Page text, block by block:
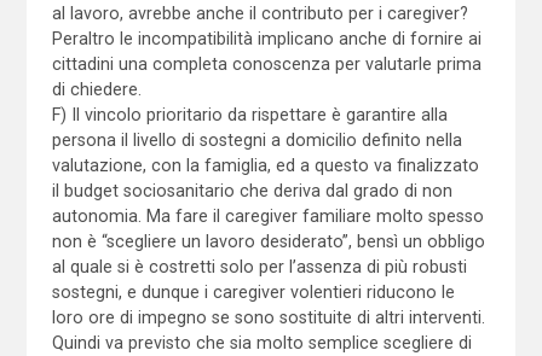
al lavoro, avrebbe anche il contributo per i caregiver?
Peraltro le incompatibilità implicano anche di fornire ai
cittadini una completa conoscenza per valutarle prima
di chiedere.
F) Il vincolo prioritario da rispettare è garantire alla
persona il livello di sostegni a domicilio definito nella
valutazione, con la famiglia, ed a questo va finalizzato
il budget sociosanitario che deriva dal grado di non
autonomia. Ma fare il caregiver familiare molto spesso
non è “scegliere un lavoro desiderato”, bensì un obbligo
al quale si è costretti solo per l’assenza di più robusti
sostegni, e dunque i caregiver volentieri riducono le
loro ore di impegno se sono sostituite di altri interventi.
Quindi va previsto che sia molto semplice scegliere di